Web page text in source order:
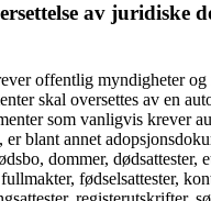
av juridiske
offentlig myndigheter og
skal oversettes av en
som vanligvis krever
blant annet
dommer, dødsattester,
fødselsattester,